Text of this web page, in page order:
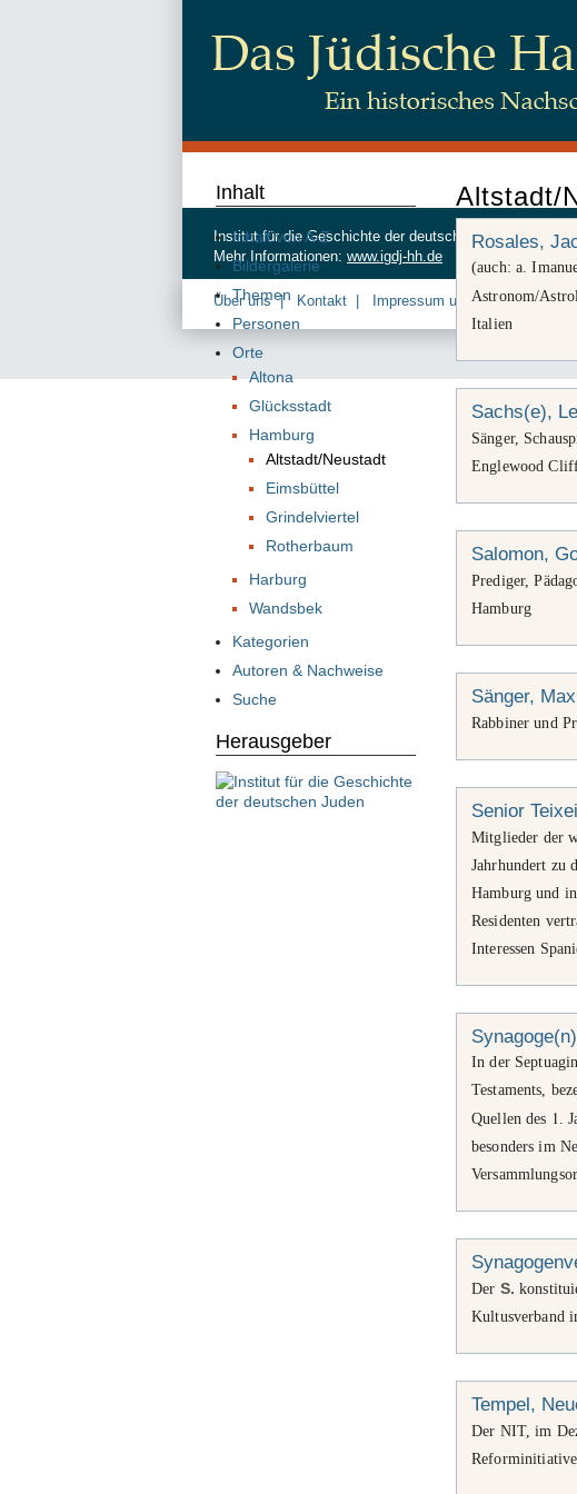
Altstadt/
Rosales,
(auch: a.
Astronom/
Italien
Sachs(e),
Sänger,
Englewood
Salomon,
Prediger,
Hamburg
Sänger,
Rabbiner und
Senior
Mitglieder der
Jahrhundert zu
Hamburg und
Residenten
Interessen
Synagoge(n)
In der
Testaments,
Quellen des 1 .
besonders im
Der S.
Kultusverband
Tempel,
Der NIT, im
Inhalt
Inhalt von A-Z
Bildergalerie
Themen
Personen
Orte
Altona
Glücksstadt
Hamburg
Altstadt/Neustadt
Eimsbüttel
Grindelviertel
Rotherbaum
Harburg
Wandsbek
Kategorien
Autoren & Nachweise
Suche
Herausgeber
Institut für die Geschichte der deutschen Juden, Beim
Mehr Informationen: www.igdj-hh.de
Über uns Kontakt Impressum und Datenschutz